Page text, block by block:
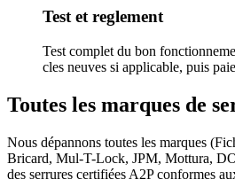
Test et reglement
Test complet du bon
cles neuves si applicable, puis
Toutes les marques de
Nous dépannons toutes les marques
Bricard, Mul-T-Lock, JPM, Mottura,
des serrures certifiées A2P conformes